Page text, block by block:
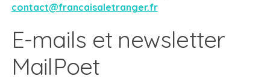
contact@francaisaletranger.fr
E-mails et newsletter
MailPoet